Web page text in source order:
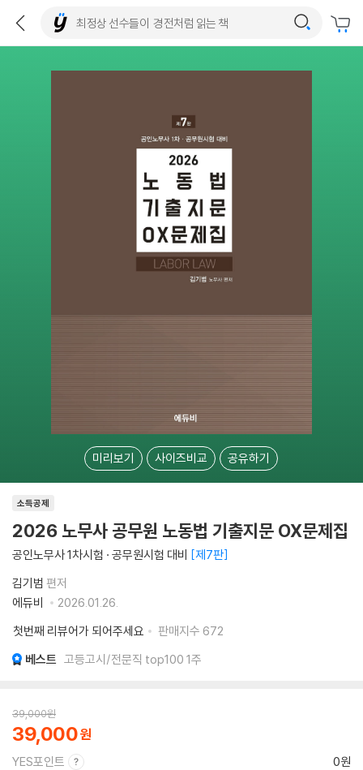
미리보기 사이즈비교 공유하기
소득공제
2026 노무사 공무원 노동법 기출지문 OX문제집
공인노무사 1차시험 · 공무원시험 대비 제7판
김기범 편저
에듀비
2026.01.26.
첫번째 리뷰어가 되어주세요
판매지수 672
베스트 고등고시/전문직 top100 1주
39,000원
39,000
YES포인트 0원